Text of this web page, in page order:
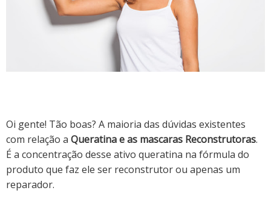
Oi gente! Tão boas? A maioria das dúvidas existentes
com relação a Queratina e as mascaras Reconstrutoras.
É a concentração desse ativo queratina na fórmula do
produto que faz ele ser reconstrutor ou apenas um
reparador.